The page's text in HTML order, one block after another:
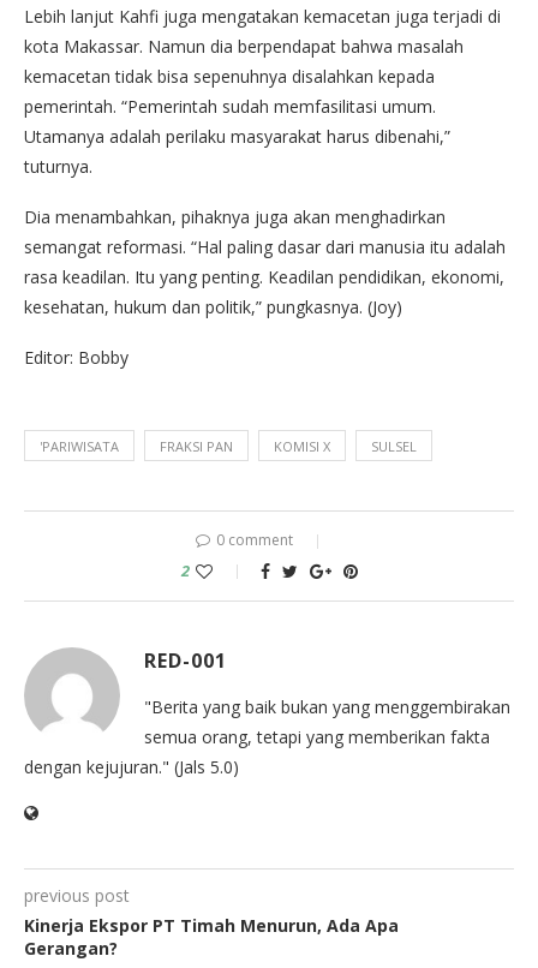
Lebih lanjut Kahfi juga mengatakan kemacetan juga terjadi di
kota Makassar. Namun dia berpendapat bahwa masalah
kemacetan tidak bisa sepenuhnya disalahkan kepada
pemerintah. “Pemerintah sudah memfasilitasi umum.
Utamanya adalah perilaku masyarakat harus dibenahi,”
tuturnya.
Dia menambahkan, pihaknya juga akan menghadirkan
semangat reformasi. “Hal paling dasar dari manusia itu adalah
rasa keadilan. Itu yang penting. Keadilan pendidikan, ekonomi,
kesehatan, hukum dan politik,” pungkasnya. (Joy)
Editor: Bobby
'PARIWISATA FRAKSI PAN KOMISI X SULSEL
0 comment
2
RED-001
"Berita yang baik bukan yang menggembirakan
semua orang, tetapi yang memberikan fakta
dengan kejujuran." (Jals 5.0)
previous post
Kinerja Ekspor PT Timah Menurun, Ada Apa
Gerangan?